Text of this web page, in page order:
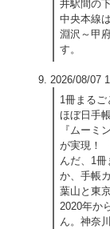
井駅間の
中央本線
淵沢～甲
す。
2026/08/07
1冊まるご
ほぼ日手
『ムーミ
が実現！
んだ、1
か、手帳
葉山と東
2020年か
ん。神奈